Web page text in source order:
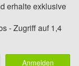
erhalte exklusive
- Zugriff auf 1,4
Anmelden